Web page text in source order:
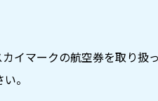
イマークの航空券を取り扱っ
。